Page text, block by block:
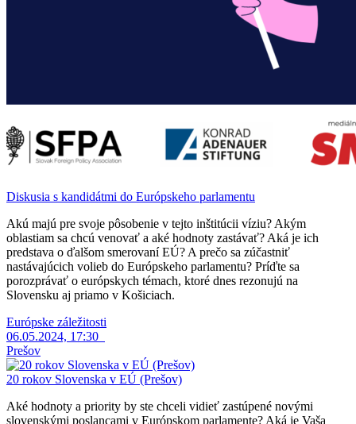
Diskusia s kandidátmi do Európskeho parlamentu
Akú majú pre svoje pôsobenie v tejto inštitúcii víziu? Akým
oblastiam sa chcú venovať a aké hodnoty zastávať? Aká je ich
predstava o ďalšom smerovaní EÚ? A prečo sa zúčastniť
nastávajúcich volieb do Európskeho parlamentu? Príďte sa
porozprávať o európskych témach, ktoré dnes rezonujú na
Slovensku aj priamo v Košiciach.
Európske záležitosti
06.05.2024, 17:30
Prešov
20 rokov Slovenska v EÚ (Prešov)
Aké hodnoty a priority by ste chceli vidieť zastúpené novými
slovenskými poslancami v Európskom parlamente? Aká je Vaša